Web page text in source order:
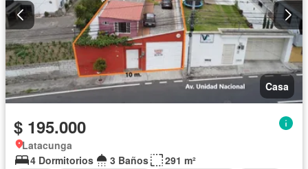
Casa
$ 195.000
Latacunga
4 Dormitorios
3 Baños
291 m²